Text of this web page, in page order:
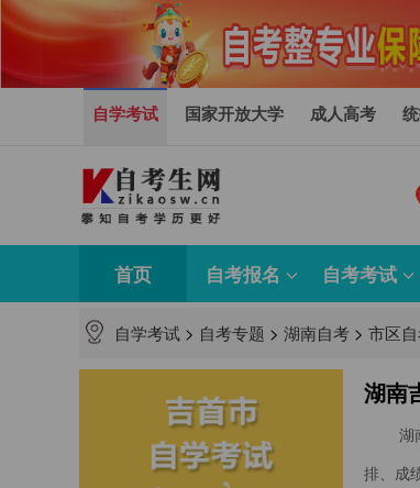
自学考试 国家开放大学 成人高考
首页 自考报名 自考考试
自学考试 > 自考专题 > 湖南自考 > 市区
湖南
湖
排、成